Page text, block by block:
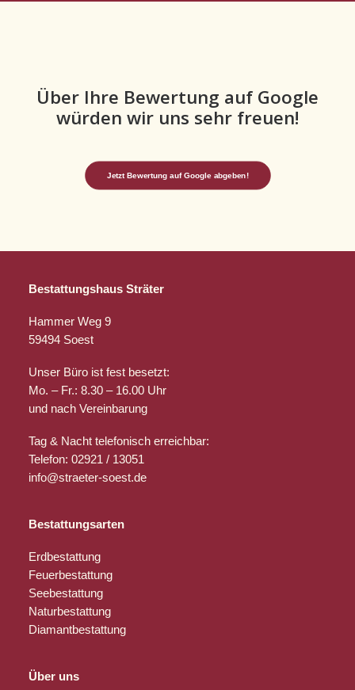
Über Ihre Bewertung auf Google
würden wir uns sehr freuen!
Jetzt Bewertung auf Google abgeben!
Bestattungshaus Sträter
Hammer Weg 9
59494 Soest
Unser Büro ist fest besetzt:
Mo. – Fr.: 8.30 – 16.00 Uhr
und nach Vereinbarung
Tag & Nacht telefonisch erreichbar:
Telefon: 02921 / 13051
info@straeter-soest.de
Bestattungsarten
Erdbestattung
Feuerbestattung
Seebestattung
Naturbestattung
Diamantbestattung
Über uns